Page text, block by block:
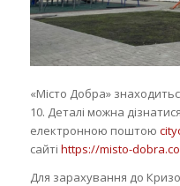
«Місто Добра»
10. Деталі можна
електронною поштою
сайті https://misto-
Для зарахування до